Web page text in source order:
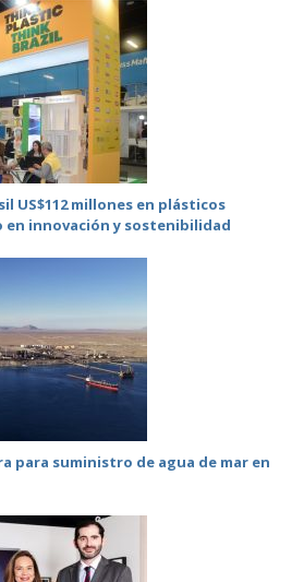
US$112 millones en plásticos
innovación y sostenibilidad
para suministro de agua de mar en